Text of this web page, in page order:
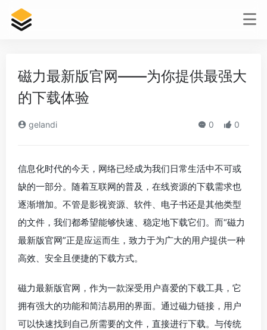
磁力最新版官网——为你提供最强大
的下载体验
gelandi 0 0
信息化时代的今天，网络已经成为我们日常生活中不可或
缺的一部分。随着互联网的普及，在线资源的下载需求也
逐渐增加。不管是影视资源、软件、电子书还是其他类型
的文件，我们都希望能够快速、稳定地下载它们。而“磁力
最新版官网”正是应运而生，致力于为广大的用户提供一种
高效、安全且便捷的下载方式。
磁力最新版官网，作为一款深受用户喜爱的下载工具，它
拥有强大的功能和简洁易用的界面。通过磁力链接，用户
可以快速找到自己所需要的文件，直接进行下载。与传统